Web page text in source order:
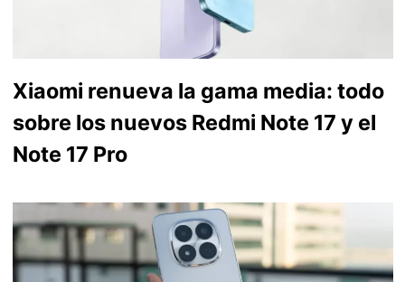
Xiaomi renueva la gama media: todo
sobre los nuevos Redmi Note 17 y el
Note 17 Pro